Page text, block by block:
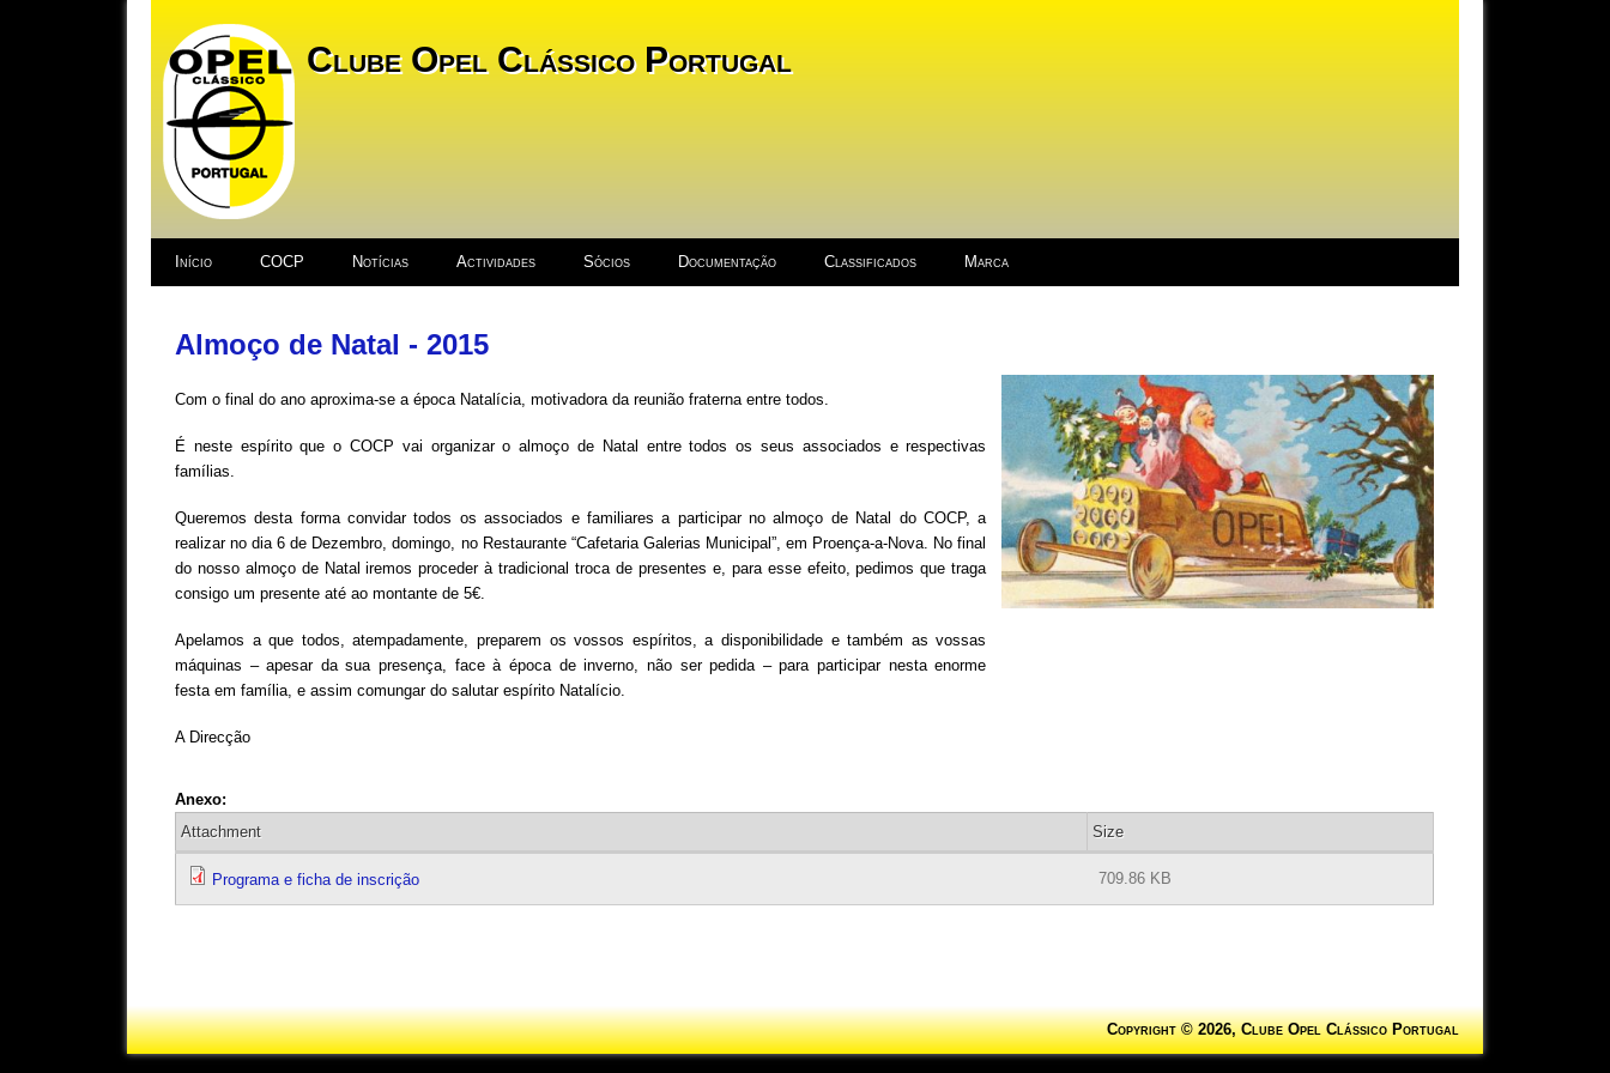
Clube Opel Clássico Portugal
Início COCP Notícias Actividades Sócios Documentação Classificados Marca
Almoço de Natal - 2015
Com o final do ano aproxima-se a época Natalícia, motivadora da reunião fraterna entre todos.
É neste espírito que o COCP vai organizar o almoço de Natal entre todos os seus associados e respectivas
famílias.
Queremos desta forma convidar todos os associados e familiares a participar no almoço de Natal do COCP, a
realizar no dia 6 de Dezembro, domingo, no Restaurante “Cafetaria Galerias Municipal”, em Proença-a-Nova. No final
do nosso almoço de Natal iremos proceder à tradicional troca de presentes e, para esse efeito, pedimos que traga
consigo um presente até ao montante de 5€.
Apelamos a que todos, atempadamente, preparem os vossos espíritos, a disponibilidade e também as vossas
máquinas – apesar da sua presença, face à época de inverno, não ser pedida – para participar nesta enorme
festa em família, e assim comungar do salutar espírito Natalício.
A Direcção
Anexo:
Attachment
Size
Programa e ficha de inscrição 709.86 KB
Copyright © 2026, Clube Opel Clássico Portugal